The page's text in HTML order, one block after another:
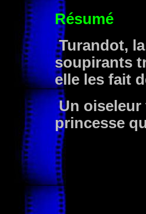
Résumé
Turandot,
soupirants
elle les fait
Un oiseleur
princesse